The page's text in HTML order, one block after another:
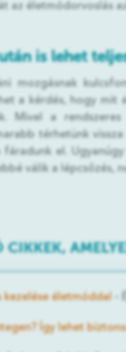
az életmódorvoslás
is lehet
mozgásnak
a kérdés, hogy mit
Mivel a
térhetünk
fáradunk el.
válik a lépcsőzés,
CIKKEK,
kezelése életmóddal -
Így lehet